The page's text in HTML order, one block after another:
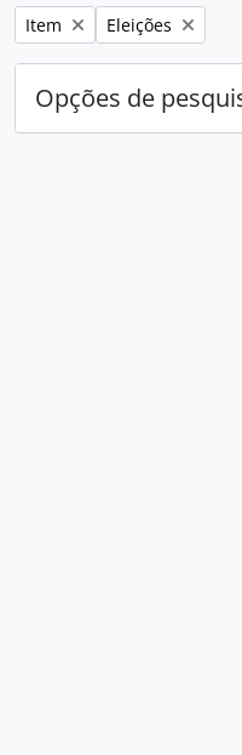
Remover filtro:
Item Remover filtro:
Eleições
Opções de